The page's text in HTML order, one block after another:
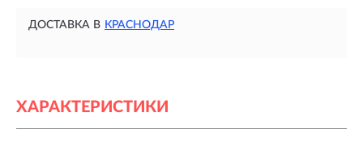
ДОСТАВКА В КРАСНОДАР
ХАРАКТЕРИСТИКИ